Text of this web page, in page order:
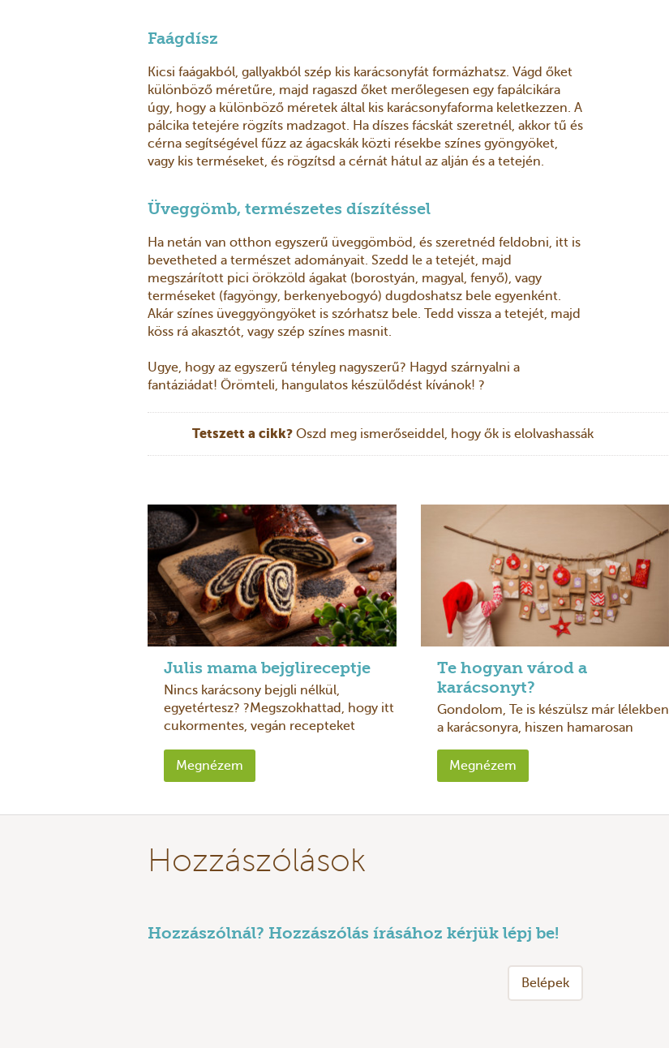
Faágdísz
Kicsi faágakból, gallyakból szép kis karácsonyfát formázhatsz. Vágd őket
különböző méretűre, majd ragaszd őket merőlegesen egy fapálcikára
úgy, hogy a különböző méretek által kis karácsonyfaforma keletkezzen. A
pálcika tetejére rögzíts madzagot. Ha díszes fácskát szeretnél, akkor tű és
cérna segítségével fűzz az ágacskák közti résekbe színes gyöngyöket,
vagy kis terméseket, és rögzítsd a cérnát hátul az alján és a tetején.
Üveggömb, természetes díszítéssel
Ha netán van otthon egyszerű üveggömböd, és szeretnéd feldobni, itt is
bevetheted a természet adományait. Szedd le a tetejét, majd
megszárított pici örökzöld ágakat (borostyán, magyal, fenyő), vagy
terméseket (fagyöngy, berkenyebogyó) dugdoshatsz bele egyenként.
Akár színes üveggyöngyöket is szórhatsz bele. Tedd vissza a tetejét, majd
köss rá akasztót, vagy szép színes masnit.
Ugye, hogy az egyszerű tényleg nagyszerű? Hagyd szárnyalni a
fantáziádat! Örömteli, hangulatos készülődést kívánok! ?
Tetszett a cikk? Oszd meg ismerőseiddel, hogy ők is elolvashassák
Julis mama bejglireceptje
Nincs karácsony bejgli nélkül,
egyetértesz? ?Megszokhattad, hogy itt
cukormentes, vegán recepteket
egészséges éle ...
Megnézem
Te hogyan várod a
karácsonyt?
Gondolom, Te is készülsz már lélekben
a karácsonyra, hiszen hamarosan
beindul a sürgés-forgás, igyekszünk
idejéb ...
Megnézem
Hozzászólások
Hozzászólnál? Hozzászólás írásához kérjük lépj be!
Belépek